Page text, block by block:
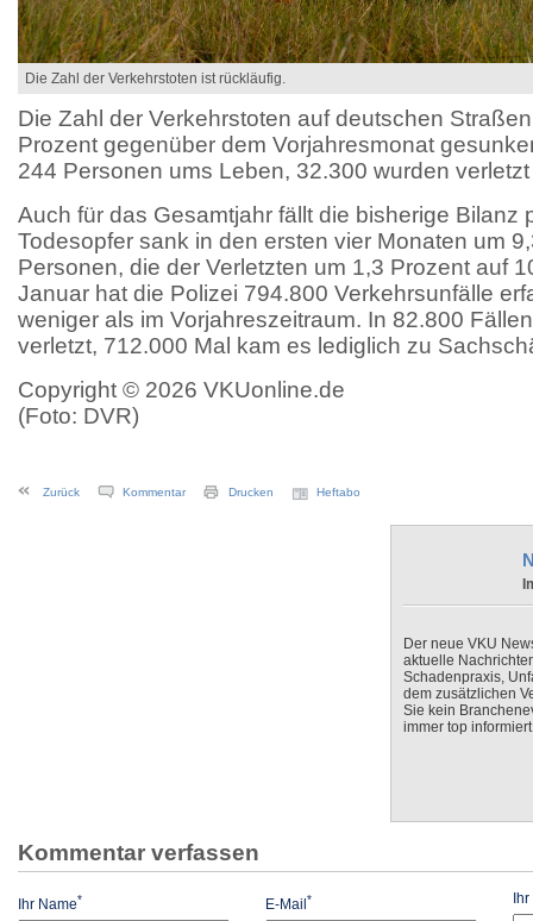
Die Zahl der Verkehrstoten ist rückläufig.
Die Zahl der Verkehrstoten auf deutschen
Prozent gegenüber dem Vorjahresmonat
244 Personen ums Leben, 32.300 wurden
Auch für das Gesamtjahr fällt die bisherige Bilanz
Todesopfer sank in den ersten vier Monaten um
Personen, die der Verletzten um 1,3 Prozent auf
Januar hat die Polizei 794.800 Verkehrsunfälle
weniger als im Vorjahreszeitraum. In 82.800
verletzt, 712.000 Mal kam es lediglich zu
Copyright © 2026 VKUonline.de
(Foto: DVR)
Zurück Kommentar Drucken Heftabo
Der neue VKU
aktuelle
Schadenpraxis,
dem zusätzlichen
Sie kein
immer top
Kommentar verfassen
Ihr Name* E-Mail* Ihr